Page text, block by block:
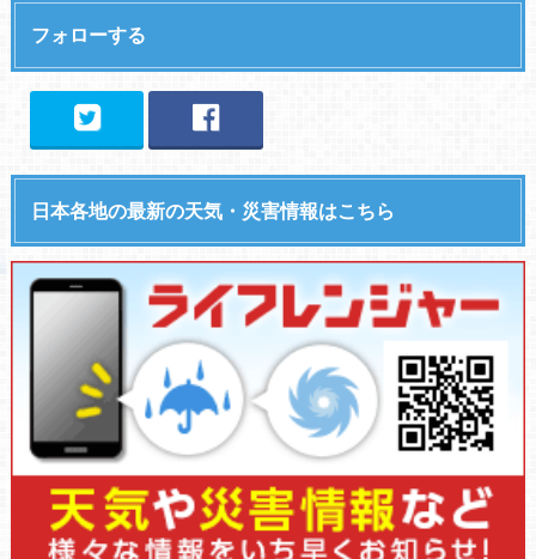
フォローする
日本各地の最新の天気・災害情報はこちら